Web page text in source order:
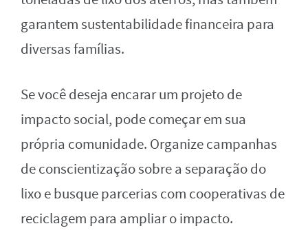
garantem sustentabilidade financeira para
diversas famílias.
Se você deseja encarar um projeto de
impacto social, pode começar em sua
própria comunidade. Organize campanhas
de conscientização sobre a separação do
lixo e busque parcerias com cooperativas de
reciclagem para ampliar o impacto.